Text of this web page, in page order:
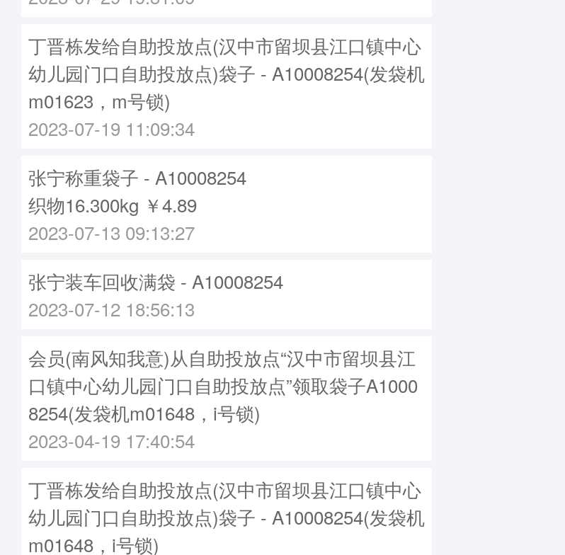
丁晋栋发给自助投放点(汉中市留坝县江口镇中心
幼儿园门口自助投放点)袋子 - A10008254(发袋机
m01623，m号锁)
2023-07-19 11:09:34
张宁称重袋子 - A10008254
织物16.300kg ￥4.89
2023-07-13 09:13:27
张宁装车回收满袋 - A10008254
2023-07-12 18:56:13
会员(南风知我意)从自助投放点“汉中市留坝县江
口镇中心幼儿园门口自助投放点”领取袋子A1000
8254(发袋机m01648，i号锁)
2023-04-19 17:40:54
丁晋栋发给自助投放点(汉中市留坝县江口镇中心
幼儿园门口自助投放点)袋子 - A10008254(发袋机
m01648，i号锁)